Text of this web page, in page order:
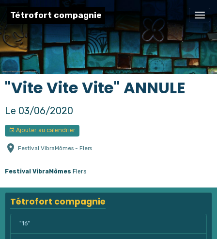
Tétrofort compagnie
"Vite Vite Vite" ANNULE
Le 03/06/2020
Ajouter au calendrier
Festival VibraMômes - Flers
Festival VibraMômes Flers
Tétrofort compagnie
"16"